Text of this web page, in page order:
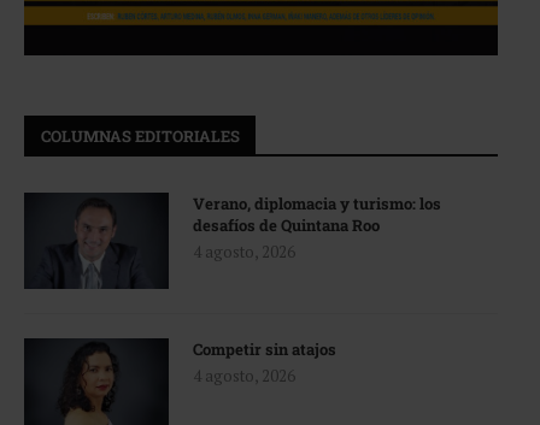
COLUMNAS EDITORIALES
Verano, diplomacia y turismo: los
desafíos de Quintana Roo
4 agosto, 2026
Competir sin atajos
4 agosto, 2026